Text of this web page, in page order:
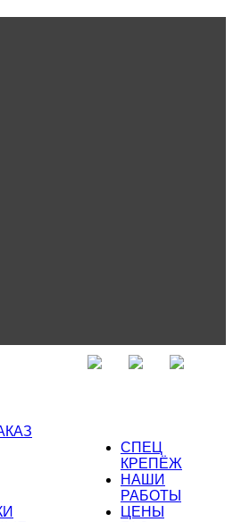
СПЕЦ
КРЕПЁЖ
НАШИ
РАБОТЫ
ЦЕНЫ